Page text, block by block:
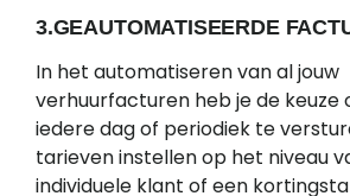
3.GEAUTOMATISEERDE
In het automatiseren van al jouw
verhuurfacturen heb je de keuze
iedere dag of periodiek te
tarieven instellen op het niveau
individuele klant of een